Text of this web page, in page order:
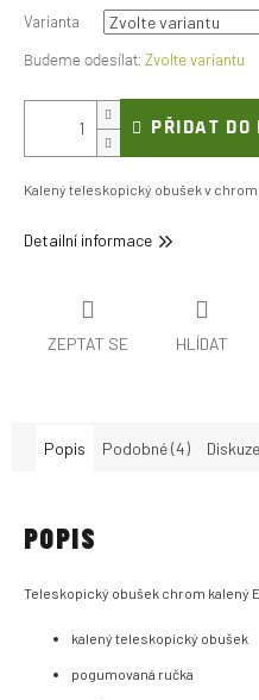
Varianta
Zvolte variantu
PŘIDAT DO
Kalený teleskopický obušek v
Detailní informace
ZEPTAT SE HLÍDAT
Popis Podobné (4) Diskuze
POPIS
Teleskopický obušek chrom kalený
kalený teleskopický obušek
pogumovaná ručka